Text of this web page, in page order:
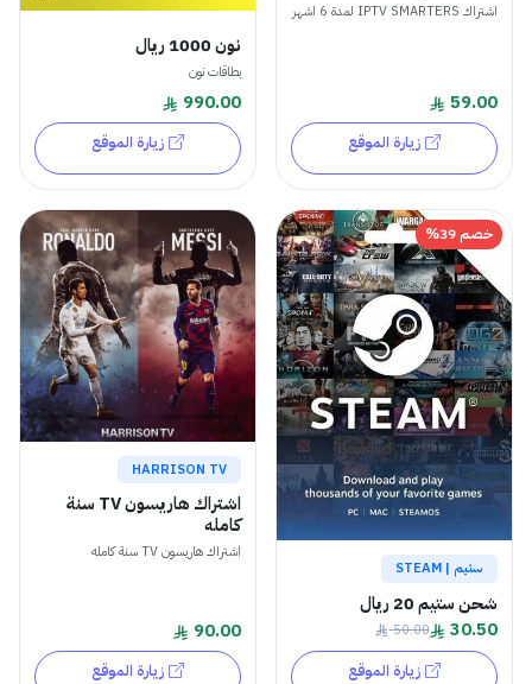
اشتراك IPTV SMARTERS لمدة 6 اشهر
59.00
زيارة الموقع
نون 1000 ريال
بطاقات نون
990.00
زيارة الموقع
خصم 39%
ستيم | STEAM
شحن ستيم 20 ريال
30.50
50.00
زيارة الموقع
HARRISON TV
اشتراك هاريسون TV سنة
كامله
اشتراك هاريسون TV سنة كامله
90.00
زيارة الموقع